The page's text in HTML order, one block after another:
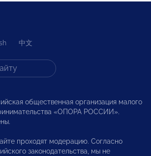
中文
общественная организация малого
«ОПОРА РОССИИ».
проходят модерацию. Согласно
законодательства, мы не